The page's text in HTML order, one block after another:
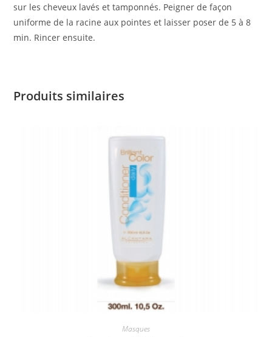
sur les cheveux lavés et tamponnés. Peigner de façon
uniforme de la racine aux pointes et laisser poser de 5 à 8
min. Rincer ensuite.
Produits similaires
Masques